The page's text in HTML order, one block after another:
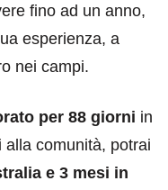
fino ad un anno,
esperienza, a
nei campi.
per 88 giorni in
comunità, potrai
e 3 mesi in